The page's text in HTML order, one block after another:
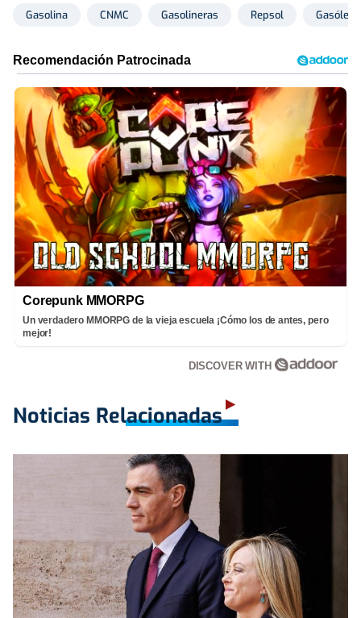
Gasolina CNMC Gasolineras Repsol Gasóleo
Corepunk MMORPG
Un verdadero MMORPG de la vieja escuela ¡Cómo los de antes, pero
mejor!
DISCOVER WITH
Noticias Relacionadas